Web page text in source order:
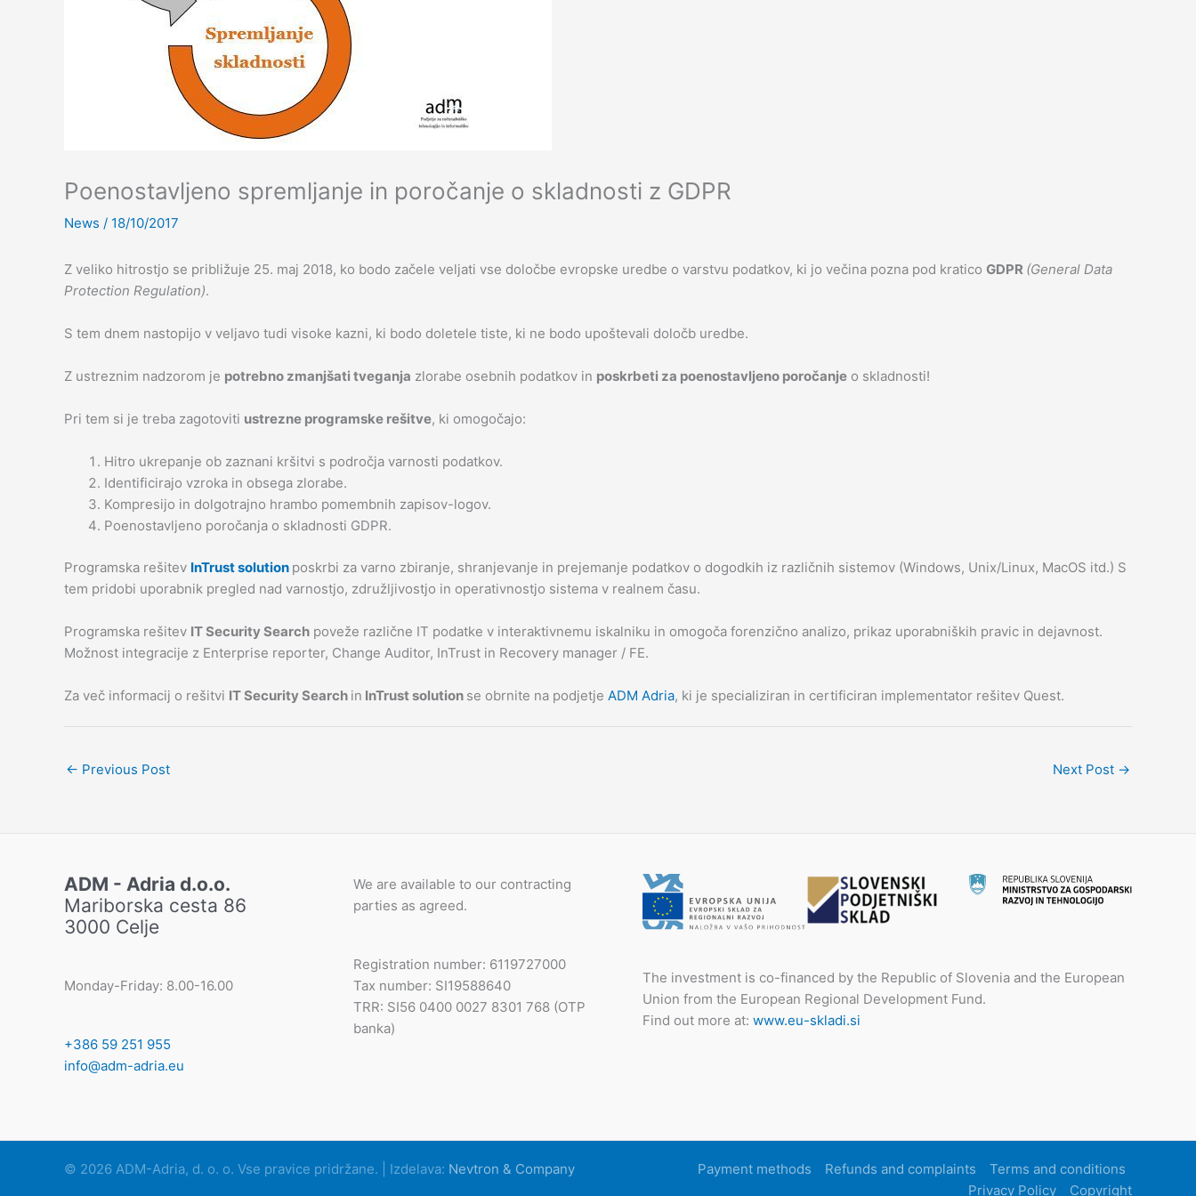
Poenostavljeno spremljanje in poročanje o skladnosti z GDPR
News / 18/10/2017
Z veliko hitrostjo se približuje 25. maj 2018, ko bodo začele veljati vse določbe evropske uredbe o varstvu podatkov, ki jo večina pozna pod kratico GDPR (General Data
Protection Regulation).
S tem dnem nastopijo v veljavo tudi visoke kazni, ki bodo doletele tiste, ki ne bodo upoštevali določb uredbe.
Z ustreznim nadzorom je potrebno zmanjšati tveganja zlorabe osebnih podatkov in poskrbeti za poenostavljeno poročanje o skladnosti!
Pri tem si je treba zagotoviti ustrezne programske rešitve, ki omogočajo:
Hitro ukrepanje ob zaznani kršitvi s področja varnosti podatkov.
Identificirajo vzroka in obsega zlorabe.
Kompresijo in dolgotrajno hrambo pomembnih zapisov-logov.
Poenostavljeno poročanja o skladnosti GDPR.
Programska rešitev InTrust solution poskrbi za varno zbiranje, shranjevanje in prejemanje podatkov o dogodkih iz različnih sistemov (Windows, Unix/Linux, MacOS itd.) S
tem pridobi uporabnik pregled nad varnostjo, združljivostjo in operativnostjo sistema v realnem času.
Programska rešitev IT Security Search poveže različne IT podatke v interaktivnemu iskalniku in omogoča forenzično analizo, prikaz uporabniških pravic in dejavnost.
Možnost integracije z Enterprise reporter, Change Auditor, InTrust in Recovery manager / FE.
Za več informacij o rešitvi IT Security Search in InTrust solution se obrnite na podjetje ADM Adria, ki je specializiran in certificiran implementator rešitev Quest.
← Previous Post Next Post →
ADM - Adria d.o.o.
Mariborska cesta 86
3000 Celje
Monday-Friday: 8.00-16.00
+386 59 251 955
info@adm-adria.eu
We are available to our contracting
parties as agreed.
Registration number: 6119727000
Tax number: SI19588640
TRR: SI56 0400 0027 8301 768 (OTP
banka)
The investment is co-financed by the Republic of Slovenia and the European
Union from the European Regional Development Fund.
Find out more at: www.eu-skladi.si
© 2026 ADM-Adria, d. o. o. Vse pravice pridržane. | Izdelava: Nevtron & Company Payment methods Refunds and complaints
Terms and conditions
Privacy Policy
Copyright